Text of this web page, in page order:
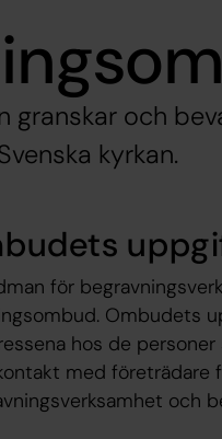
granskar och
kyrkan.
för
Ombudets
hos de
med
och